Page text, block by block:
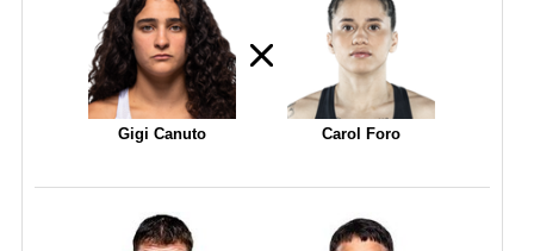
Gigi Canuto Carol Foro